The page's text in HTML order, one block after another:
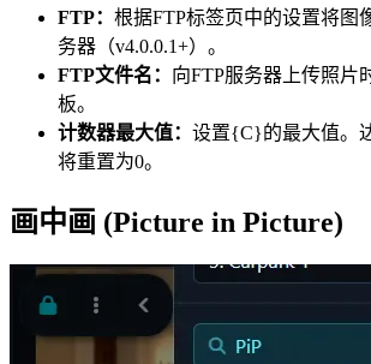
FTP： 根据FTP标签页中的设置将图
务器（v4.0.0.1+）。
FTP文件名： 向FTP服务器上传照片
板。
计数器最大值： 设置{C}的最大值。
将重置为0。
画中画 (Picture in Picture)